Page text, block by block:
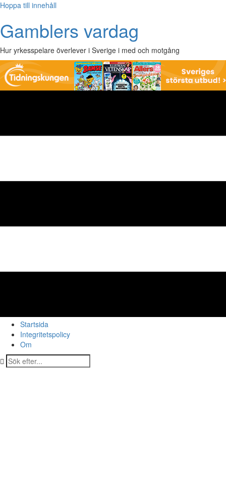
Hoppa till innehåll
Gamblers vardag
Hur yrkesspelare överlever i Sverige i med och motgång
Startsida
Integritetspolicy
Om